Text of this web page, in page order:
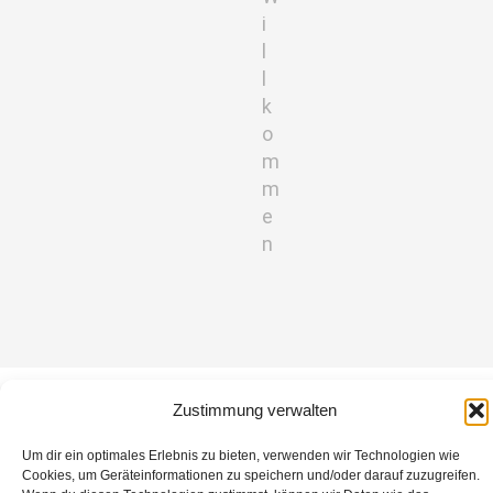
Zustimmung verwalten
Um dir ein optimales Erlebnis zu bieten, verwenden wir Technologien wie
Cookies, um Geräteinformationen zu speichern und/oder darauf zuzugreifen.
i
k
o
m
m
e
n